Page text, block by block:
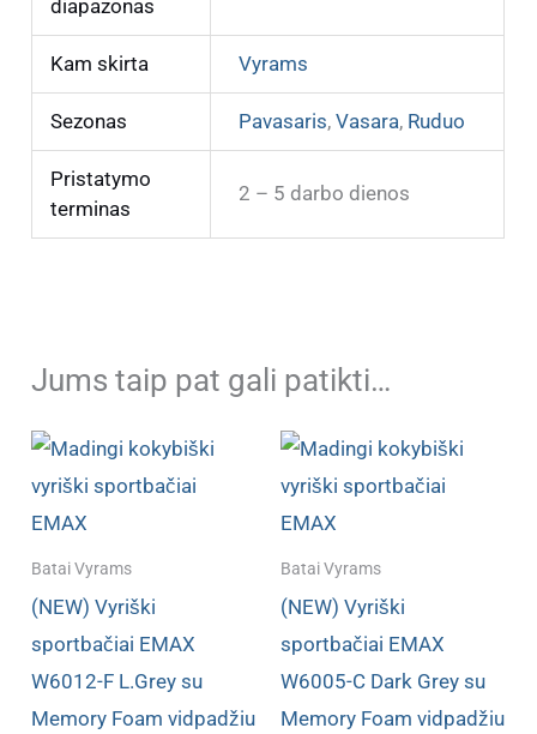
diapazonas
Kam skirta Vyrams
Sezonas Pavasaris, Vasara, Ruduo
Pristatymo
terminas
2 – 5 darbo dienos
Jums taip pat gali patikti…
Batai Vyrams
(NEW) Vyriški
sportbačiai EMAX
W6012-F L.Grey su
Memory Foam vidpadžiu
Batai Vyrams
(NEW) Vyriški
sportbačiai EMAX
W6005-C Dark Grey su
Memory Foam vidpadžiu